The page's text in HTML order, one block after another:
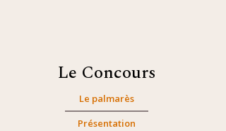
Le Concours
Le palmarès
Présentation